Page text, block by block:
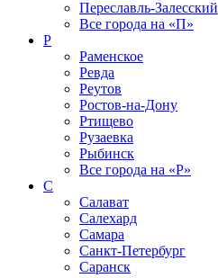
Переславль-Залесский
Все города на «П»
Р
Раменское
Ревда
Реутов
Ростов-на-Дону
Ртищево
Рузаевка
Рыбинск
Все города на «Р»
С
Салават
Салехард
Самара
Санкт-Петербург
Саранск